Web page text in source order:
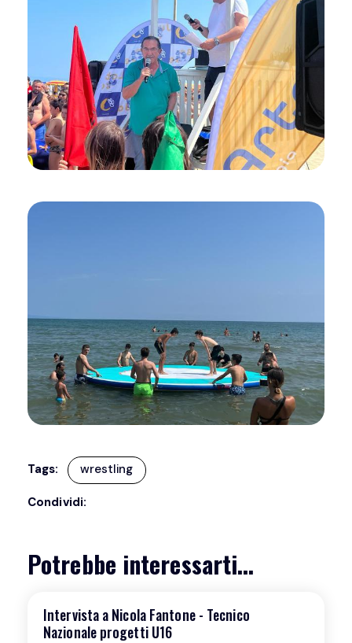
Tags: wrestling
Condividi:
Potrebbe interessarti...
Intervista a Nicola Fantone - Tecnico
Nazionale progetti U16